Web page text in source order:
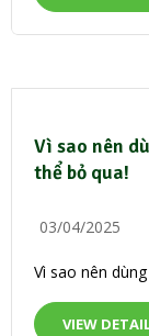
Vì sao nên
thể bỏ qua!
03/04/2025
Vì sao nên
VIEW